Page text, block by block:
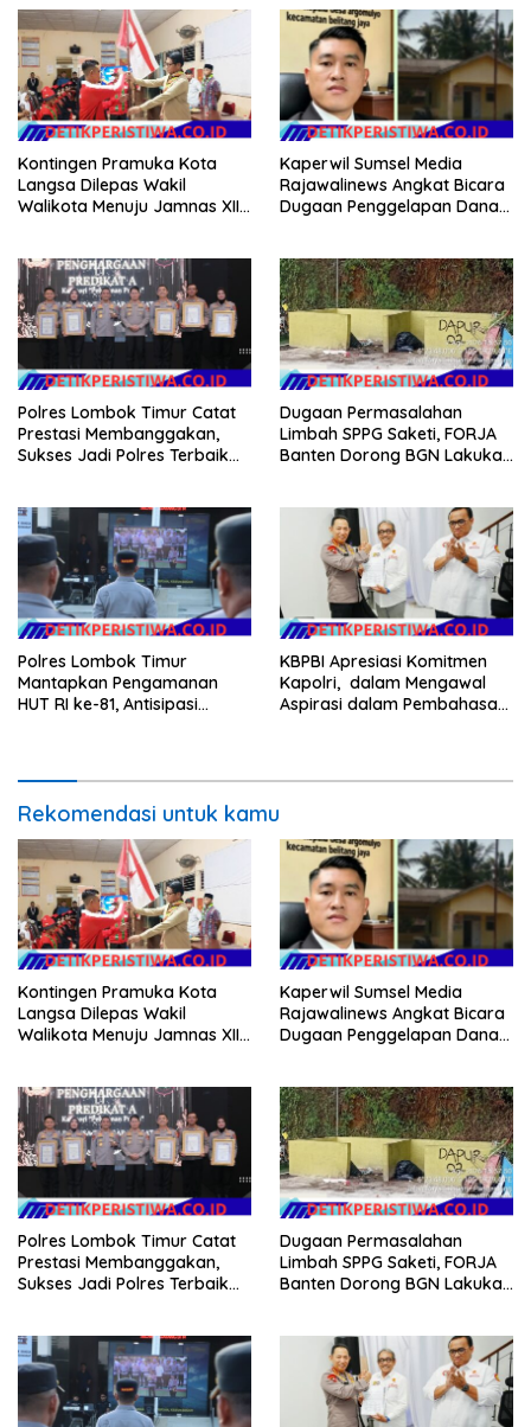
Kontingen Pramuka Kota
Langsa Dilepas Wakil
Walikota Menuju Jamnas XII
Kaperwil Sumsel Media
Rajawalinews Angkat Bicara
Dugaan Penggelapan Dana
Hilang 3 Bulan Bawa
Anggaran Pembangunan
Polres Lombok Timur Catat
Prestasi Membanggakan,
Sukses Jadi Polres Terbaik
Dugaan Permasalahan
Limbah SPPG Saketi, FORJA
Banten Dorong BGN Lakukan
Polres Lombok Timur
Mantapkan Pengamanan
HUT RI ke-81, Antisipasi
KBPBI Apresiasi Komitmen
Kapolri, dalam Mengawal
Aspirasi dalam Pembahasan
Rekomendasi untuk kamu
Kontingen Pramuka Kota
Langsa Dilepas Wakil
Walikota Menuju Jamnas XII
Kaperwil Sumsel Media
Rajawalinews Angkat Bicara
Dugaan Penggelapan Dana
Hilang 3 Bulan Bawa
Anggaran Pembangunan
Polres Lombok Timur Catat
Prestasi Membanggakan,
Sukses Jadi Polres Terbaik
Dugaan Permasalahan
Limbah SPPG Saketi, FORJA
Banten Dorong BGN Lakukan